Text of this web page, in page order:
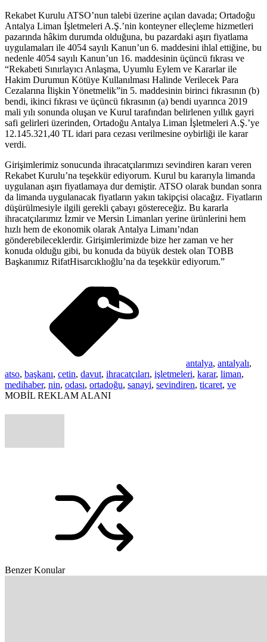
Rekabet Kurulu ATSO’nun talebi üzerine açılan davada; Ortadoğu
Antalya Liman İşletmeleri A.Ş.’nin konteyner elleçleme hizmetleri
pazarında hâkim durumda olduğuna, bu pazardaki aşırı fiyatlama
uygulamaları ile 4054 sayılı Kanun’un 6. maddesini ihlal ettiğine, bu
nedenle 4054 sayılı Kanun’un 16. maddesinin üçüncü fıkrası ve
“Rekabeti Sınırlayıcı Anlaşma, Uyumlu Eylem ve Kararlar ile
Hakim Durumun Kötüye Kullanılması Halinde Verilecek Para
Cezalarına İlişkin Yönetmelik”in 5. maddesinin birinci fıkrasının (b)
bendi, ikinci fıkrası ve üçüncü fıkrasının (a) bendi uyarınca 2019
mali yılı sonunda oluşan ve Kurul tarafından belirlenen yıllık gayri
safi gelirleri üzerinden, Ortadoğu Antalya Liman İşletmeleri A.Ş.’ye
12.145.321,40 TL idari para cezası verilmesine oybirliği ile karar
verdi.
Girişimlerimiz sonucunda ihracatçılarımızı sevindiren kararı veren
Rekabet Kurulu’na teşekkür ediyorum. Kurul bu kararıyla limanda
uygulanan aşırı fiyatlamaya dur demiştir. ATSO olarak bundan sonra
da limanda uygulanacak fiyatların yakın takipçisi olacağız. Fiyatların
düşürülmesiyle ilgili gerekli çabayı göstereceğiz. Bu kararla
ihracatçılarımız İzmir ve Mersin Limanları yerine ürünlerini hem
hızlı hem de ekonomik olarak Antalya Limanı’ndan
gönderebileceklerdir. Girişimlerimizde bize her zaman ve her
konuda olduğu gibi, bu konuda da büyük destek olan TOBB
Başkanımız RifatHisarcıklıoğlu’na da teşekkür ediyorum.”
antalya, antalyalı,
atso, başkanı, cetin, davut, ihracatçıları, işletmeleri, karar, liman,
medihaber, nin, odası, ortadoğu, sanayi, sevindiren, ticaret, ve
MOBİL REKLAM ALANI
Benzer Konular